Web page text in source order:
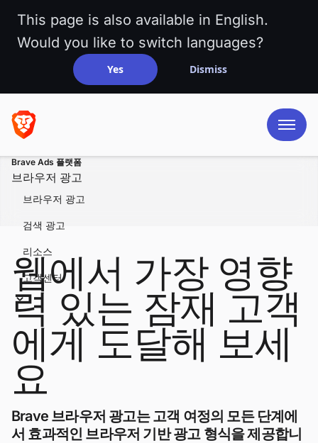
This page is also available in English.
Would you like to switch languages?
Yes Dismiss
Brave Ads 플랫폼
브라우저 광고
브라우저 광고
검색 광고
리소스
고객센터
웹에서 가장 영향
력 있는 잠재 고객
에게 도달해 보세
요
Brave 브라우저 광고는 고객 여정의 모든 단계에
서 효과적인 브라우저 기반 광고 형식을 제공합니